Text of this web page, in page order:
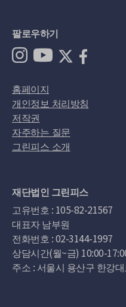
팔로우하기
홈페이지
개인정보 처리방침
저작권
자주하는 질문
그린피스 소개
재단법인 그린피스
고유번호 : 105-82-21567
대표자 남부원
전화번호 :02-3144-1997
상담시간(월~금) 10:00-
주소 : 서울시 용산구 한강